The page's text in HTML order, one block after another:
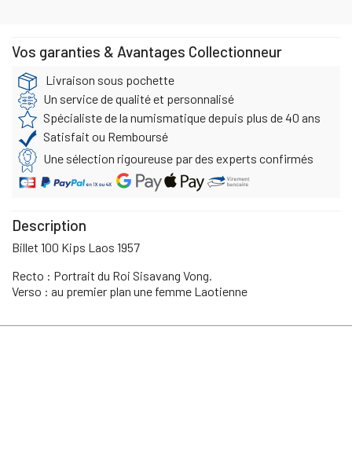
Vos garanties & Avantages Collectionneur
Livraison sous pochette
Un service de qualité et personnalisé
Spécialiste de la numismatique depuis plus de 40 ans
Satisfait ou Remboursé
Une sélection rigoureuse par des experts confirmés
Description
Billet 100 Kips Laos 1957
Recto : Portrait du Roi Sisavang Vong.
Verso : au premier plan une femme Laotienne